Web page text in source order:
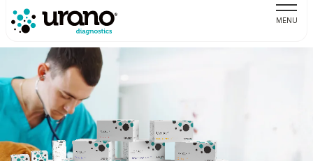
MENU